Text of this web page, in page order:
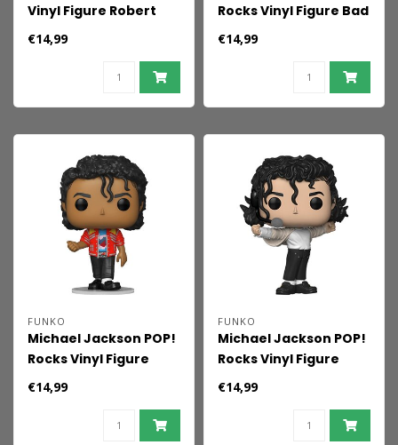
Vinyl Figure Robert
(72 Seasons) 9 cm
€14,99
Rocks Vinyl Figure Bad
Tour (MT) 9 cm
€14,99
FUNKO
Michael Jackson POP!
Rocks Vinyl Figure
Beat It 9 cm
€14,99
FUNKO
Michael Jackson POP!
Rocks Vinyl Figure
Superbowl 9 cm
€14,99